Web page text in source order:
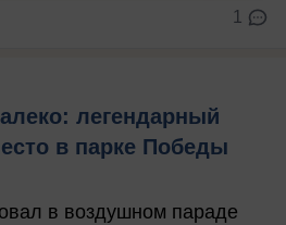
1
легендарный
в парке Победы
в воздушном параде